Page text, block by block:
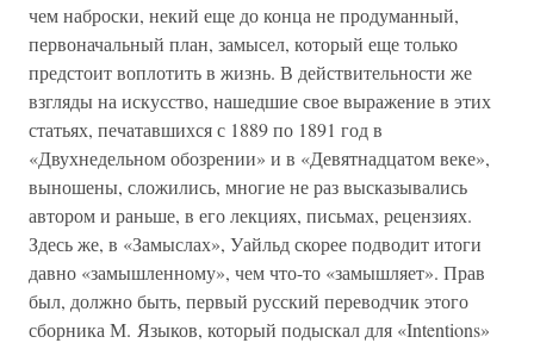
чем наброски, некий еще до конца не продуманный,
первоначальный план, замысел, который еще только
предстоит воплотить в жизнь. В действительности же
взгляды на искусство, нашедшие свое выражение в этих
статьях, печатавшихся с 1889 по 1891 год в
«Двухнедельном обозрении» и в «Девятнадцатом веке»,
выношены, сложились, многие не раз высказывались
автором и раньше, в его лекциях, письмах, рецензиях.
Здесь же, в «Замыслах», Уайльд скорее подводит итоги
давно «замышленному», чем что-то «замышляет». Прав
был, должно быть, первый русский переводчик этого
сборника М. Языков, который подыскал для «Intentions»